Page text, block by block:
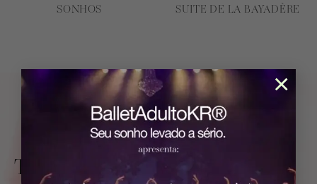
×
SONHOS SUITE DE LA BAYADÈRE
Turmas e Horários